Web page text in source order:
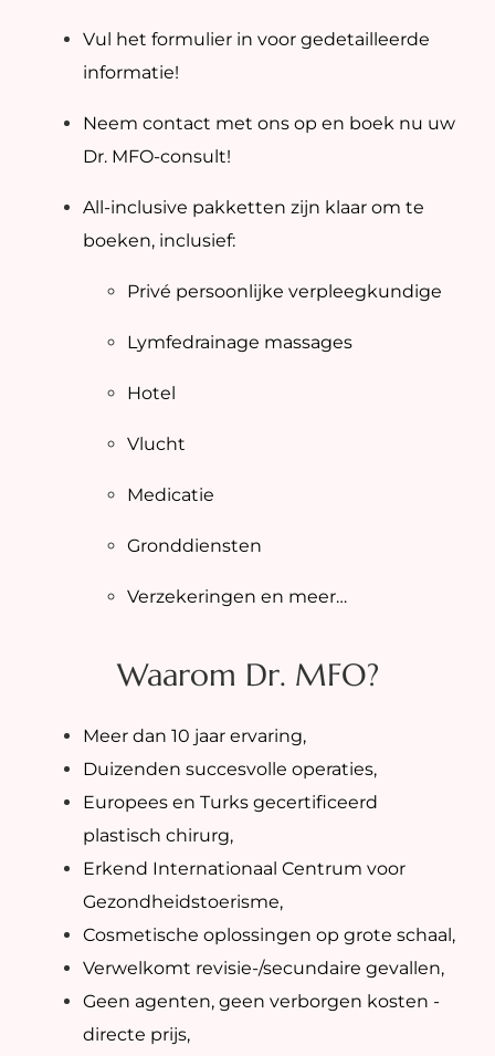
Vul het formulier in voor gedetailleerde
informatie!
Neem contact met ons op en boek nu uw
Dr. MFO-consult!
All-inclusive pakketten zijn klaar om te
boeken, inclusief:
Privé persoonlijke verpleegkundige
Lymfedrainage massages
Hotel
Vlucht
Medicatie
Gronddiensten
Verzekeringen en meer…
Waarom Dr. MFO?
Meer dan 10 jaar ervaring,
Duizenden succesvolle operaties,
Europees en Turks gecertificeerd
plastisch chirurg,
Erkend Internationaal Centrum voor
Gezondheidstoerisme,
Cosmetische oplossingen op grote schaal,
Verwelkomt revisie-/secundaire gevallen,
Geen agenten, geen verborgen kosten -
directe prijs,